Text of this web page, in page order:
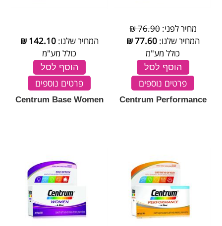
מחיר לפני:76.90 ₪
המחיר שלנו:77.60
₪
כולל מע"מ
הוסף לסל
פרטים נוספים
המחיר שלנו:142.10
₪
כולל מע"מ
הוסף לסל
פרטים נוספים
Centrum Performance
Centrum Base Women